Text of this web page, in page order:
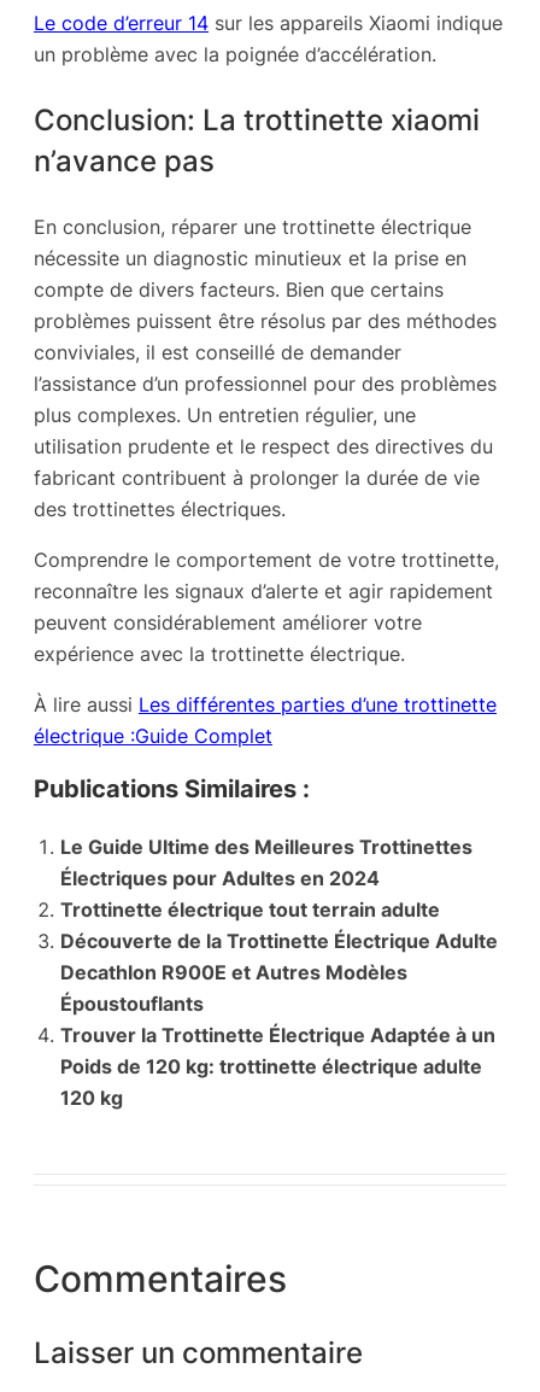
Le code d’erreur 14 sur les appareils Xiaomi indique
un problème avec la poignée d’accélération.
Conclusion: La trottinette xiaomi
n’avance pas
En conclusion, réparer une trottinette électrique
nécessite un diagnostic minutieux et la prise en
compte de divers facteurs. Bien que certains
problèmes puissent être résolus par des méthodes
conviviales, il est conseillé de demander
l’assistance d’un professionnel pour des problèmes
plus complexes. Un entretien régulier, une
utilisation prudente et le respect des directives du
fabricant contribuent à prolonger la durée de vie
des trottinettes électriques.
Comprendre le comportement de votre trottinette,
reconnaître les signaux d’alerte et agir rapidement
peuvent considérablement améliorer votre
expérience avec la trottinette électrique.
À lire aussi Les différentes parties d’une trottinette
électrique :Guide Complet
Publications Similaires :
Le Guide Ultime des Meilleures Trottinettes
Électriques pour Adultes en 2024
Trottinette électrique tout terrain adulte
Découverte de la Trottinette Électrique Adulte
Decathlon R900E et Autres Modèles
Époustouflants
Trouver la Trottinette Électrique Adaptée à un
Poids de 120 kg: trottinette électrique adulte
120 kg
Commentaires
Laisser un commentaire